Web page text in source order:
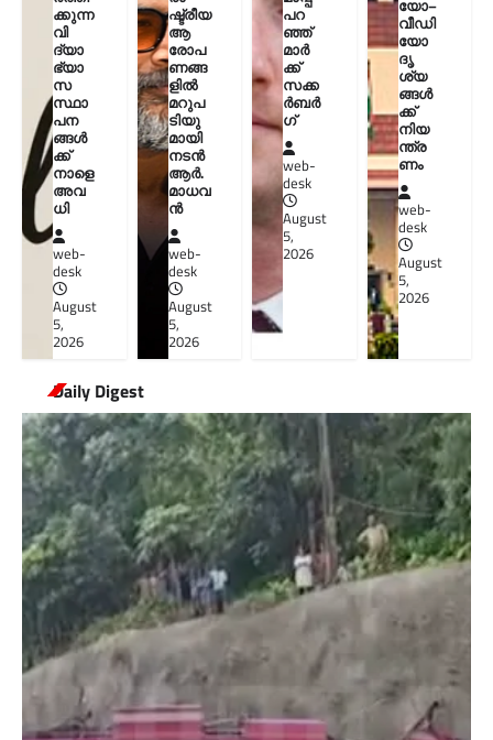
ക്കുന്ന
വി
ദ്യാ
ഭ്യാ
സ
സ്ഥാ
പന
ങ്ങൾ
ക്ക്
നാളെ
അവ
ധി
web-
desk
August
5,
2026
ഷ്ട്രീയ
ആ
രോപ
ണങ്ങ
ളിൽ
മറുപ
ടിയു
മായി
നടൻ
ആർ.
മാധവ
ൻ
web-
desk
August
5,
2026
പറ
ഞ്ഞ്
മാർ
ക്ക്
സക്ക
ർബർ
ഗ്
web-
desk
August
5,
2026
യോ–
വീഡി
യോ
ദൃ
ശ്യ
ങ്ങൾ
ക്ക്
നിയ
ന്ത്ര
ണം
web-
desk
August
5,
2026
Daily Digest